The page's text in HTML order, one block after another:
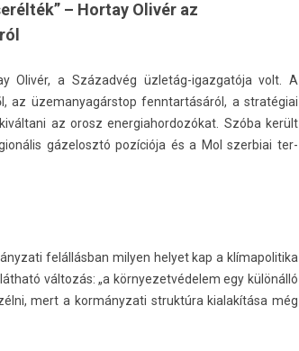
– Hortay Olivér az
Olivér, a Századvég üzletág-igazgatója volt. A
az üzemanyagárstop fenntar­tásáról, a stratégiai
az orosz en­er­giahor­dozókat. Szóba került
gázelosztó pozíciója és a Mol szer­biai ter­
felállásban mily­en helyet kap a klímapolitika
változás: „a kör­nyezet­védelem egy különálló
mert a kor­mányzati struk­túra kialakítása még